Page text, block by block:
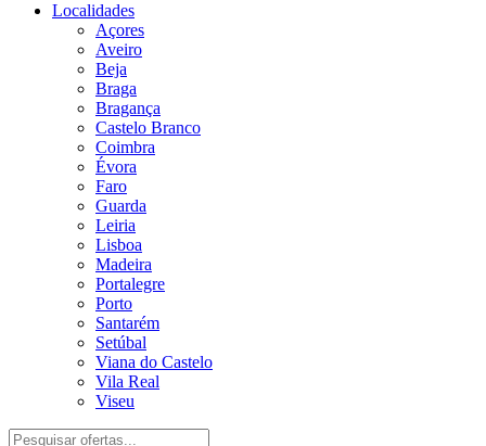
Localidades
Açores
Aveiro
Beja
Braga
Bragança
Castelo Branco
Coimbra
Évora
Faro
Guarda
Leiria
Lisboa
Madeira
Portalegre
Porto
Santarém
Setúbal
Viana do Castelo
Vila Real
Viseu